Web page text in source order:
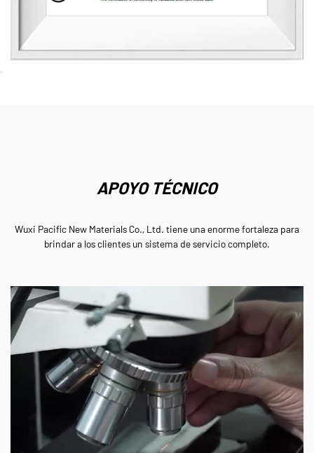
APOYO TÉCNICO
Wuxi Pacific New Materials Co., Ltd. tiene una enorme fortaleza para
brindar a los clientes un sistema de servicio completo.